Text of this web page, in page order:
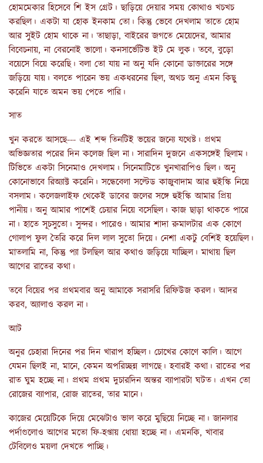
হোমমেকার হিসেবে শি ইস গ্রেট। ছাড়িয়ে দেয়ার সময় কোথাও খচখচ
করছিল। একটা যা হোক ইনকাম তো। কিন্তু ভেবে দেখলাম তাতে হোম
আর সুইট হোম থাকে না। তাছাড়া, বাইরের জগতে মেয়েদের, আমার
বিবেচনায়, না বেরনোই ভালো। কনসার্ভেটিভ ইট মে লুক। তবে, বুড়ো
বয়েসে বিয়ে করেছি। বলা তো যায় না অনু যদি কোনো ডাক্তারের সঙ্গে
জড়িয়ে যায়। বলতে পারেন ভয় একধরনের ছিল, অথচ অনু এমন কিছু
করেনি যাতে অমন ভয় পেতে পারি।
সাত
খুন করতে আসছে--- এই শব্দ তিনটিই ভয়ের জন্যে যথেষ্ট। প্রথম
অভিজ্ঞতার পরের দিন কলেজ ছিল না। সারাদিন দুজনে একসঙ্গেই ছিলাম।
টিভিতে একটা সিনেমাও দেখলাম। সিনেমাটিতে খুনখারাপিও ছিল। অনু
কোনোভাবে রিঅ্যাক্ট করেনি। সন্ধেবেলা সল্টেড কাজুবাদাম আর হুইস্কি নিয়ে
বসলাম। কলেজলাইফ থেকেই ডাবের জলের সঙ্গে হুইস্কি আমার প্রিয়
পানীয়। অনু আমার পাশেই চেয়ার নিয়ে বসেছিল। কাজ ছাড়া থাকতে পারে
না। হাতে সূচসুতো। সুন্দর। পারেও। আমার শাদা রুমালটার এক কোণে
গোলাপ ফুল তৈরি করে দিল লাল সুতো দিয়ে। নেশা একটু বেশিই হয়েছিল।
মাতলামি না, কিন্তু প্যা টলছিল আর কথাও জড়িয়ে যাচ্ছিল। মাথায় ছিল
আগের রাতের কথা।
তবে বিয়ের পর প্রথমবার অনু আমাকে সরাসরি রিফিউজ করল। আদর
করব, অ্যালাও করল না।
আট
অনুর চেহারা দিনের পর দিন খারাপ হচ্ছিল। চোখের কোণে কালি। আগে
যেমন ছিলই না, মানে, কেমন অপরিচ্ছন্ন লাগছে। হবারই কথা। রাতের পর
রাত ঘুম হচ্ছে না। প্রথম প্রথম দুচারদিন অন্তর ব্যাপারটা ঘটত। এখন তো
রোজের ব্যাপার, রোজ রাতের, তার মানে।
কাজের মেয়েটিকে দিয়ে মেঝেটাও ভাল করে মুছিয়ে নিচ্ছে না। জানলার
পর্দাগুলোও আগের মতো ফি-হপ্তায় ধোয়া হচ্ছে না। এমনকি, খাবার
টেবিলেও ময়লা দেখতে পাচ্ছি।